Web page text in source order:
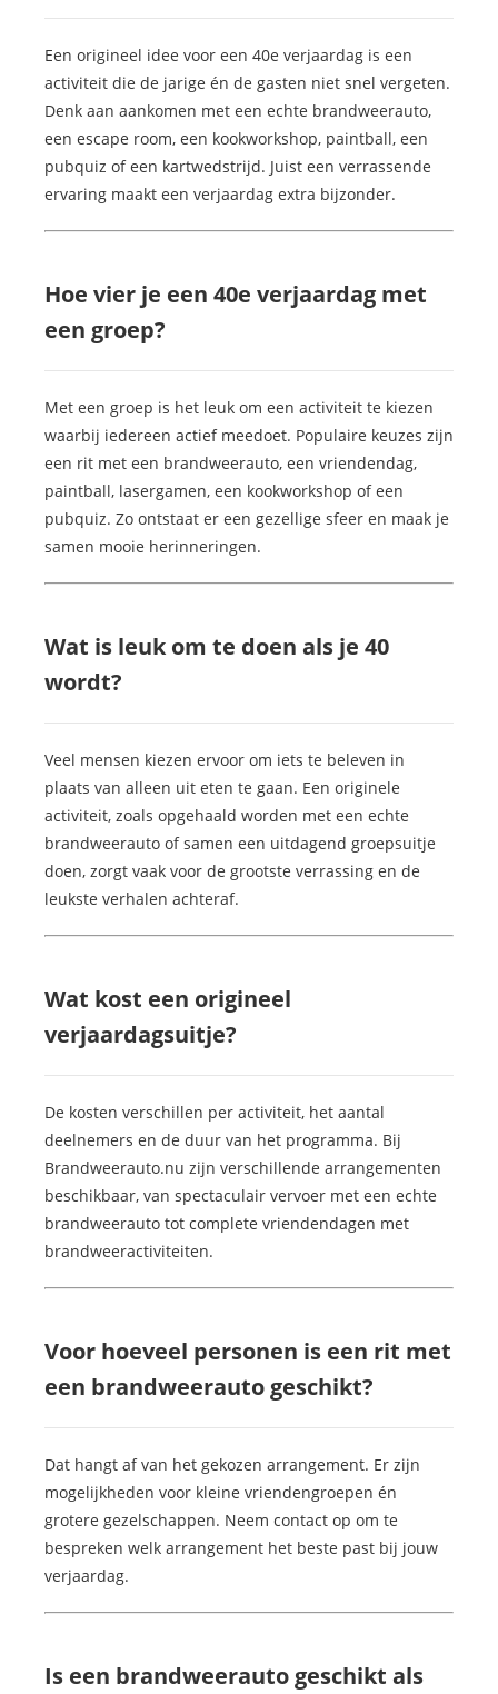
Een origineel idee voor een 40e verjaardag is een
activiteit die de jarige én de gasten niet snel vergeten.
Denk aan aankomen met een echte brandweerauto,
een escape room, een kookworkshop, paintball, een
pubquiz of een kartwedstrijd. Juist een verrassende
ervaring maakt een verjaardag extra bijzonder.
Hoe vier je een 40e verjaardag met
een groep?
Met een groep is het leuk om een activiteit te kiezen
waarbij iedereen actief meedoet. Populaire keuzes zijn
een rit met een brandweerauto, een vriendendag,
paintball, lasergamen, een kookworkshop of een
pubquiz. Zo ontstaat er een gezellige sfeer en maak je
samen mooie herinneringen.
Wat is leuk om te doen als je 40
wordt?
Veel mensen kiezen ervoor om iets te beleven in
plaats van alleen uit eten te gaan. Een originele
activiteit, zoals opgehaald worden met een echte
brandweerauto of samen een uitdagend groepsuitje
doen, zorgt vaak voor de grootste verrassing en de
leukste verhalen achteraf.
Wat kost een origineel
verjaardagsuitje?
De kosten verschillen per activiteit, het aantal
deelnemers en de duur van het programma. Bij
Brandweerauto.nu zijn verschillende arrangementen
beschikbaar, van spectaculair vervoer met een echte
brandweerauto tot complete vriendendagen met
brandweeractiviteiten.
Voor hoeveel personen is een rit met
een brandweerauto geschikt?
Dat hangt af van het gekozen arrangement. Er zijn
mogelijkheden voor kleine vriendengroepen én
grotere gezelschappen. Neem contact op om te
bespreken welk arrangement het beste past bij jouw
verjaardag.
Is een brandweerauto geschikt als